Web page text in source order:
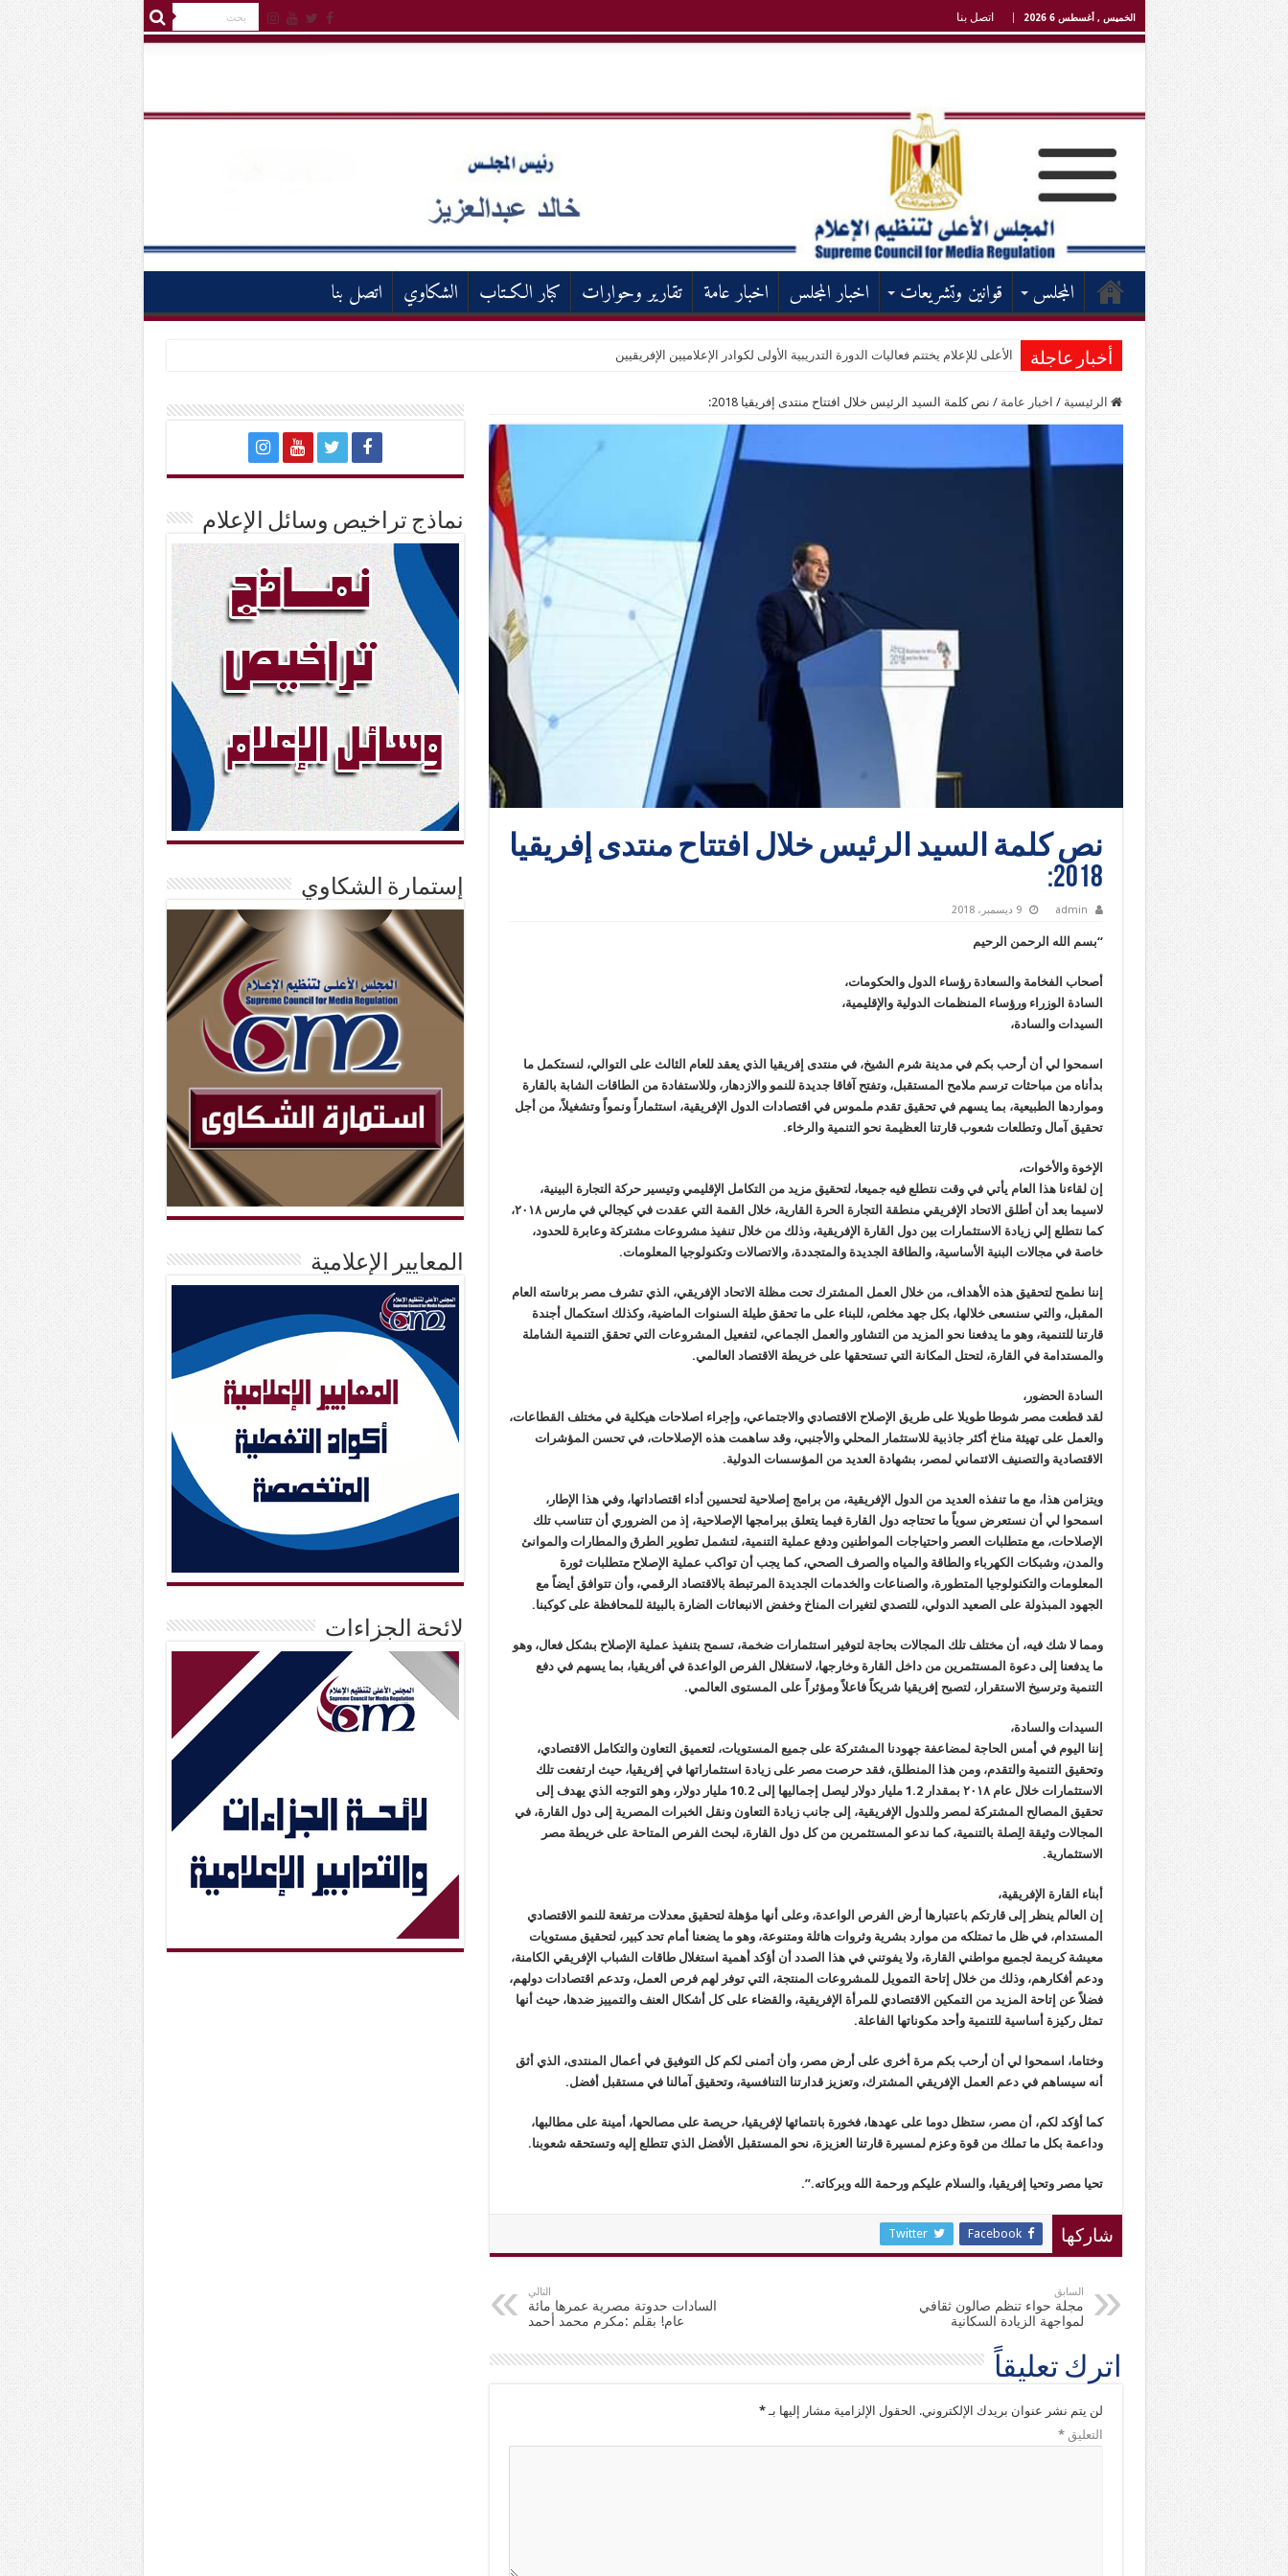
الخميس , أغسطس 6 2026 اتصل بنا
المجلس قوانين وتشريعات اخبار المجلس اخبار عامة تقارير وحوارات كبار الكـتاب الشكاوي اتصل بنا
أخبار عاجلة الأعلى للإعلام يختتم فعاليات الدورة التدريبية الأولى لكوادر الإعلاميين الإفريقيين
الرئيسية / اخبار عامة / نص كلمة السيد الرئيس خلال افتتاح منتدى إفريقيا 2018:
نص كلمة السيد الرئيس خلال افتتاح منتدى إفريقيا
2018:
admin 9 ديسمبر، 2018
“بسم الله الرحمن الرحيم
أصحاب الفخامة والسعادة رؤساء الدول والحكومات،
السادة الوزراء ورؤساء المنظمات الدولية والإقليمية،
السيدات والسادة،
اسمحوا لي أن أرحب بكم في مدينة شرم الشيخ، في منتدى إفريقيا الذي يعقد للعام الثالث على التوالي، لنستكمل ما
بدأناه من مباحثات ترسم ملامح المستقبل، وتفتح آفاقا جديدة للنمو والازدهار، وللاستفادة من الطاقات الشابة بالقارة
ومواردها الطبيعية، بما يسهم في تحقيق تقدم ملموس في اقتصادات الدول الإفريقية، استثماراً ونمواً وتشغيلاً، من أجل
تحقيق آمال وتطلعات شعوب قارتنا العظيمة نحو التنمية والرخاء.
الإخوة والأخوات،
إن لقاءنا هذا العام يأتي في وقت نتطلع فيه جميعا، لتحقيق مزيد من التكامل الإقليمي وتيسير حركة التجارة البينية،
لاسيما بعد أن أطلق الاتحاد الإفريقي منطقة التجارة الحرة القارية، خلال القمة التي عقدت في كيجالي في مارس ٢٠١٨،
كما نتطلع إلي زيادة الاستثمارات بين دول القارة الإفريقية، وذلك من خلال تنفيذ مشروعات مشتركة وعابرة للحدود،
خاصة في مجالات البنية الأساسية، والطاقة الجديدة والمتجددة، والاتصالات وتكنولوجيا المعلومات.
إننا نطمح لتحقيق هذه الأهداف، من خلال العمل المشترك تحت مظلة الاتحاد الإفريقي، الذي تشرف مصر برئاسته العام
المقبل، والتي سنسعى خلالها، بكل جهد مخلص، للبناء على ما تحقق طيلة السنوات الماضية، وكذلك استكمال أجندة
قارتنا للتنمية، وهو ما يدفعنا نحو المزيد من التشاور والعمل الجماعي، لتفعيل المشروعات التي تحقق التنمية الشاملة
والمستدامة في القارة، لتحتل المكانة التي تستحقها على خريطة الاقتصاد العالمي.
السادة الحضور،
لقد قطعت مصر شوطا طويلا على طريق الإصلاح الاقتصادي والاجتماعي، وإجراء اصلاحات هيكلية في مختلف القطاعات،
والعمل على تهيئة مناخ أكثر جاذبية للاستثمار المحلي والأجنبي، وقد ساهمت هذه الإصلاحات، في تحسن المؤشرات
الاقتصادية والتصنيف الائتماني لمصر، بشهادة العديد من المؤسسات الدولية.
ويتزامن هذا، مع ما تنفذه العديد من الدول الإفريقية، من برامج إصلاحية لتحسين أداء اقتصاداتها، وفي هذا الإطار،
اسمحوا لي أن نستعرض سوياً ما تحتاجه دول القارة فيما يتعلق ببرامجها الإصلاحية، إذ من الضروري أن تتناسب تلك
الإصلاحات، مع متطلبات العصر واحتياجات المواطنين ودفع عملية التنمية، لتشمل تطوير الطرق والمطارات والموانئ
والمدن، وشبكات الكهرباء والطاقة والمياه والصرف الصحي، كما يجب أن تواكب عملية الإصلاح متطلبات ثورة
المعلومات والتكنولوجيا المتطورة، والصناعات والخدمات الجديدة المرتبطة بالاقتصاد الرقمي، وأن تتوافق أيضاً مع
الجهود المبذولة على الصعيد الدولي، للتصدي لتغيرات المناخ وخفض الانبعاثات الضارة بالبيئة للمحافظة على كوكبنا.
ومما لا شك فيه، أن مختلف تلك المجالات بحاجة لتوفير استثمارات ضخمة، تسمح بتنفيذ عملية الإصلاح بشكل فعال، وهو
ما يدفعنا إلى دعوة المستثمرين من داخل القارة وخارجها، لاستغلال الفرص الواعدة في أفريقيا، بما يسهم في دفع
التنمية وترسيخ الاستقرار، لتصبح إفريقيا شريكاً فاعلاً ومؤثراً على المستوى العالمي.
السيدات والسادة،
إننا اليوم في أمس الحاجة لمضاعفة جهودنا المشتركة على جميع المستويات، لتعميق التعاون والتكامل الاقتصادي،
وتحقيق التنمية والتقدم، ومن هذا المنطلق، فقد حرصت مصر على زيادة استثماراتها في إفريقيا، حيث ارتفعت تلك
الاستثمارات خلال عام ٢٠١٨ بمقدار 1.2 مليار دولار ليصل إجماليها إلى 10.2 مليار دولار، وهو التوجه الذي يهدف إلى
تحقيق المصالح المشتركة لمصر وللدول الإفريقية، إلى جانب زيادة التعاون ونقل الخبرات المصرية إلى دول القارة، في
المجالات وثيقة الِصلة بالتنمية، كما ندعو المستثمرين من كل دول القارة، لبحث الفرص المتاحة على خريطة مصر
الاستثمارية.
أبناء القارة الإفريقية،
إن العالم ينظر إلى قارتكم باعتبارها أرض الفرص الواعدة، وعلى أنها مؤهلة لتحقيق معدلات مرتفعة للنمو الاقتصادي
المستدام، في ظل ما تمتلكه من موارد بشرية وثروات هائلة ومتنوعة، وهو ما يضعنا أمام تحد كبير، لتحقيق مستويات
معيشة كريمة لجميع مواطني القارة، ولا يفوتني في هذا الصدد أن أؤكد أهمية استغلال طاقات الشباب الإفريقي الكامنة،
ودعم أفكارهم، وذلك من خلال إتاحة التمويل للمشروعات المنتجة، التي توفر لهم فرص العمل، وتدعم اقتصادات دولهم،
فضلاً عن إتاحة المزيد من التمكين الاقتصادي للمرأة الإفريقية، والقضاء على كل أشكال العنف والتمييز ضدها، حيث أنها
تمثل ركيزة أساسية للتنمية وأحد مكوناتها الفاعلة.
وختاما، اسمحوا لي أن أرحب بكم مرة أخرى على أرض مصر، وأن أتمنى لكم كل التوفيق في أعمال المنتدى، الذي أثق
أنه سيساهم في دعم العمل الإفريقي المشترك، وتعزيز قدارتنا التنافسية، وتحقيق آمالنا في مستقبل أفضل.
كما أؤكد لكم، أن مصر، ستظل دوما على عهدها، فخورة بانتمائها لإفريقيا، حريصة على مصالحها، أمينة على مطالبها،
وداعمة بكل ما تملك من قوة وعزم لمسيرة قارتنا العزيزة، نحو المستقبل الأفضل الذي تتطلع إليه وتستحقه شعوبنا.
تحيا مصر وتحيا إفريقيا​، والسلام عليكم ورحمة الله وبركاته.”.
شاركها Facebook
Twitter
السابق
مجلة حواء تنظم صالون ثقافي
لمواجهة الزيادة السكانية
التالي
السادات حدوتة مصرية عمرها مائة
عام! بقلم :مكرم محمد أحمد
اترك تعليقاً
لن يتم نشر عنوان بريدك الإلكتروني. الحقول الإلزامية مشار إليها بـ*
التعليق*
نماذج تراخيص وسائل الإعلام
إستمارة الشكاوي
المعايير الإعلامية
لائحة الجزاءات